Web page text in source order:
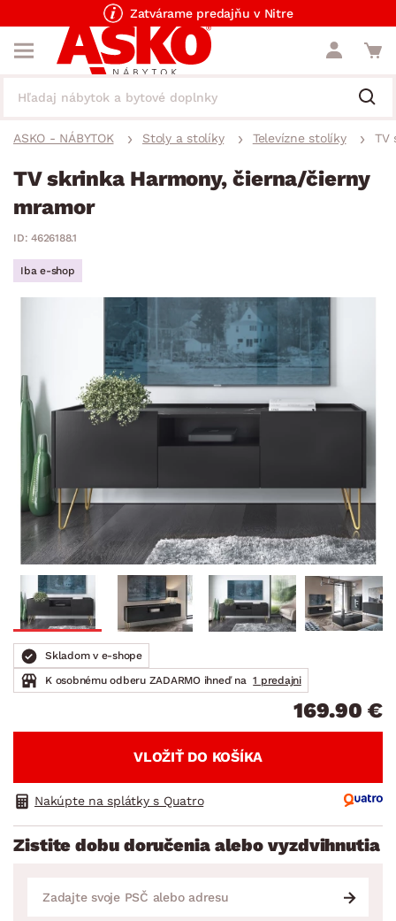
Zatvárame predajňu v Nitre
ASKO - NÁBYTOK Stoly a stolíky Televízne stolíky TV
TV skrinka Harmony, čierna/čierny
mramor
ID: 4626188.1
Iba e-shop
Skladom v e-shope
K osobnému odberu ZADARMO ihneď na 1 predajni
169.90 €
VLOŽIŤ DO KOŠÍKA
Nakúpte na splátky s Quatro
Zistite dobu doručenia alebo vyzdvihnutia